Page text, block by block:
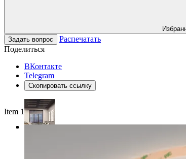
Задать вопрос
Распечатать
Поделиться
ВКонтакте
Telegram
Скопировать ссылку
Item 1 of 4